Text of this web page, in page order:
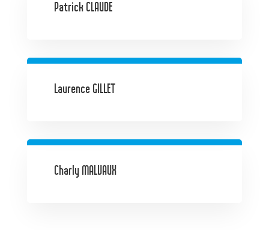
Patrick CLAUDE
Laurence GILLET
Charly MALVAUX